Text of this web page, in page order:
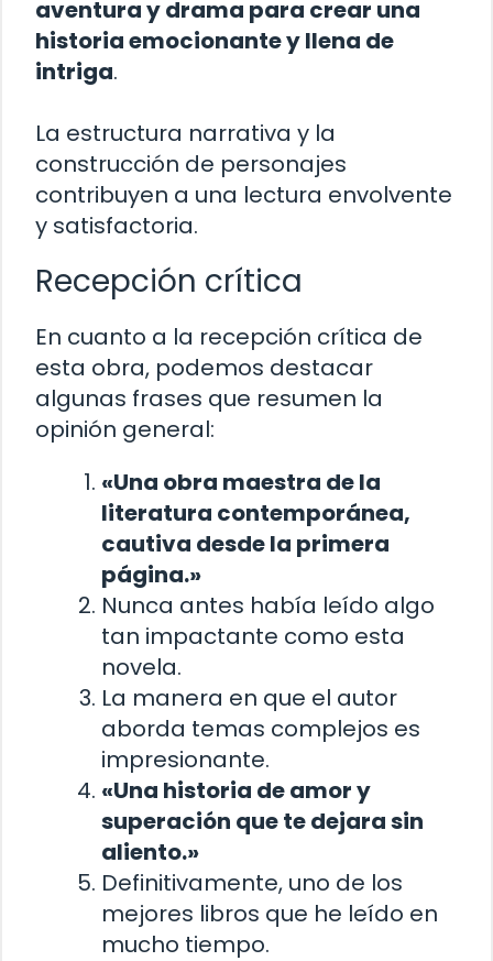
aventura y drama para crear una
historia emocionante y llena de
intriga.
La estructura narrativa y la
construcción de personajes
contribuyen a una lectura envolvente
y satisfactoria.
Recepción crítica
En cuanto a la recepción crítica de
esta obra, podemos destacar
algunas frases que resumen la
opinión general:
«Una obra maestra de la
literatura contemporánea,
cautiva desde la primera
página.»
Nunca antes había leído algo
tan impactante como esta
novela.
La manera en que el autor
aborda temas complejos es
impresionante.
«Una historia de amor y
superación que te dejara sin
aliento.»
Definitivamente, uno de los
mejores libros que he leído en
mucho tiempo.